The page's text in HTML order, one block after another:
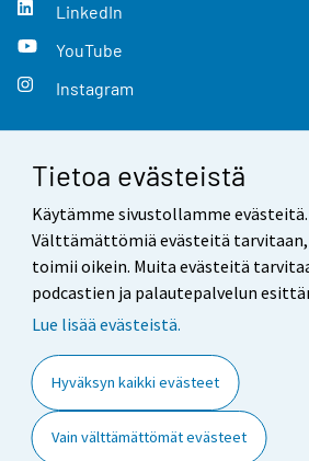
Tietoa evästeistä
Käytämme sivustollamme evästeitä.
Välttämättömiä evästeitä
toimii oikein. Muita evästeitä
podcastien ja palautepalvelun
Lue lisää evästeistä.
Hyväksyn kaikki evästeet
Vain välttämättömät evästeet
LinkedIn
YouTube
Instagram
Yhteystiedot
Palaute
Käyttöehdot
Saavutettavuus
Tietoa sivustosta
Evästeasetukset